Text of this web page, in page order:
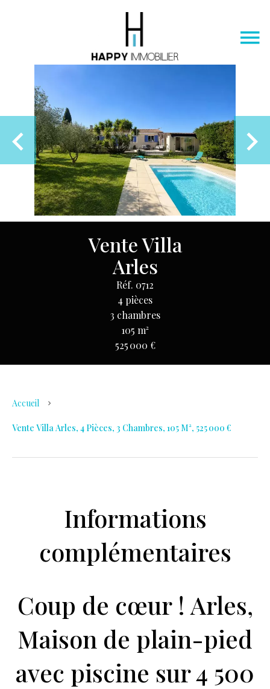
Vente Villa
Arles
Réf. 0712
4 pièces
3 chambres
105 m²
525 000 €
Accueil
Vente Villa Arles, 4 Pièces, 3 Chambres, 105 M², 525 000 €
Informations
complémentaires
Coup de cœur ! Arles,
Maison de plain-pied
avec piscine sur 4 500